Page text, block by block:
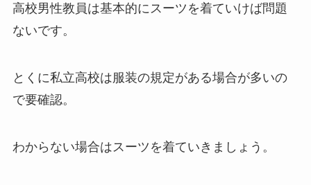
高校男性教員は基本的にスーツを着ていけば問題
ないです。
とくに私立高校は服装の規定がある場合が多いの
で要確認。
わからない場合はスーツを着ていきましょう。